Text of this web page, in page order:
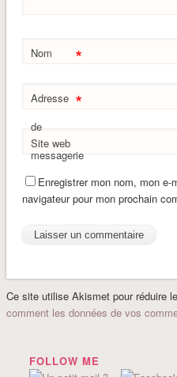
Nom *
Adresse
de
messagerie
*
Site web
Enregistrer mon nom, mon
navigateur pour mon prochain
Ce site utilise Akismet pour réduire
comment les données de vos
FOLLOW ME